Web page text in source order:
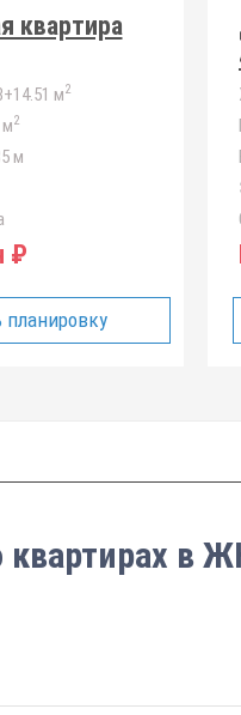
квартира
м2
м2
м
₽
квартирах в